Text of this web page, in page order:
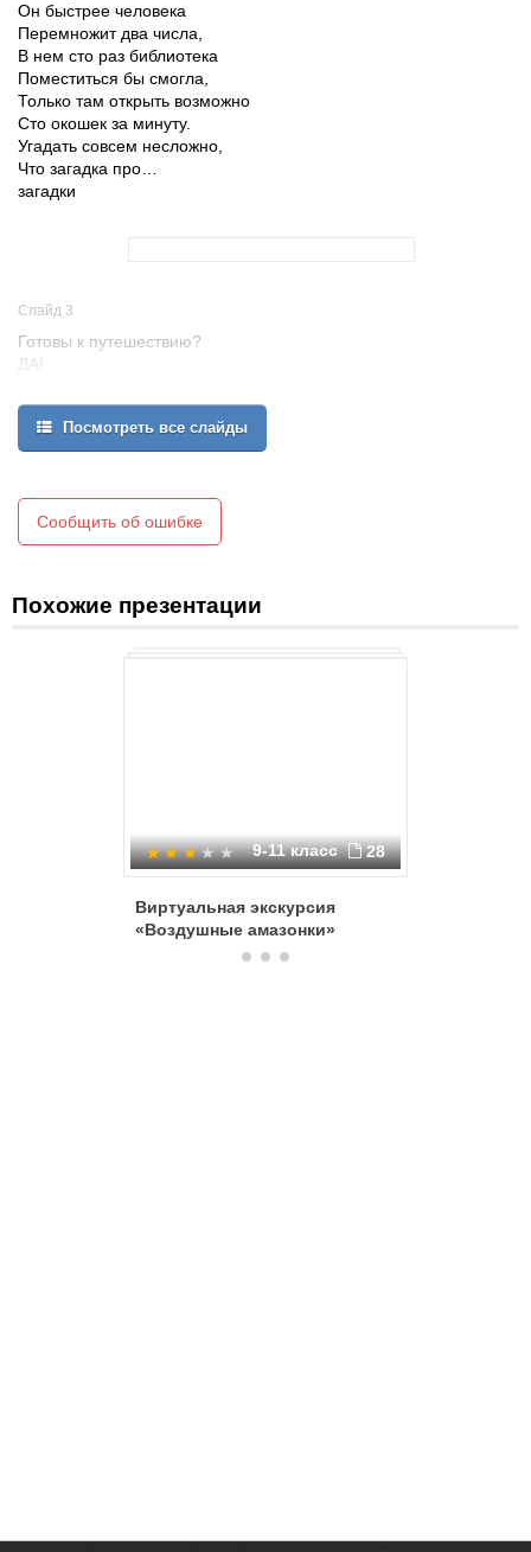
Он быстрее человека
Перемножит два числа,
В нем сто раз библиотека
Поместиться бы смогла,
Только там открыть возможно
Сто окошек за минуту.
Угадать совсем несложно,
Что загадка про…
загадки
Слайд 3
Готовы к путешествию?
ДА!
Домеханический период
Механический
период
этап
Информатика в лицах
маршрут
Посмотреть все слайды
Сообщить об ошибке
Похожие презентации
9-11 класс 28
Виртуальная экскурсия
«Воздушные амазонки»